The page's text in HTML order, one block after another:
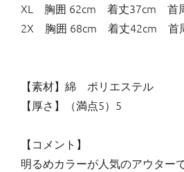
XL 胸囲 62cm 着丈37cm 首
2X 胸囲 68cm 着丈42cm 首
【素材】綿 ポリエステル
【厚さ】（満点5）5
【コメント】
明るめカラーが人気のアウターで